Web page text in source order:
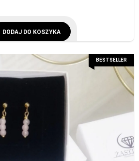
DODAJ DO KOSZYKA
BESTSELLER